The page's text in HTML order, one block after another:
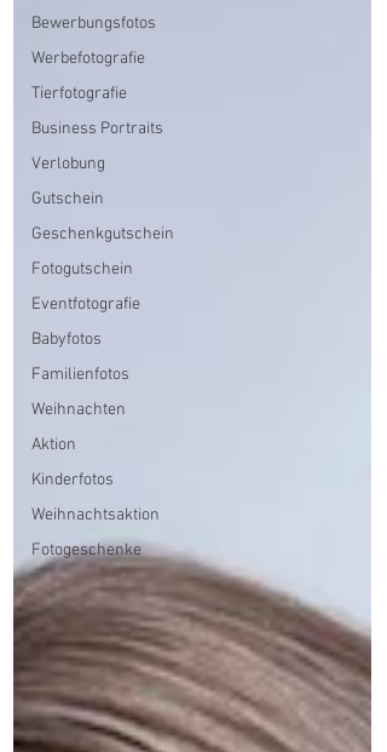
Bewerbungsfotos
Werbefotografie
Tierfotografie
Business Portraits
Verlobung
Gutschein
Geschenkgutschein
Fotogutschein
Eventfotografie
Babyfotos
Familienfotos
Weihnachten
Aktion
Kinderfotos
Weihnachtsaktion
Fotogeschenke